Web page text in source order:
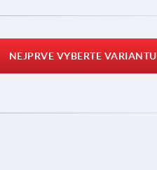
NEJPRVE VYBERTE VARIANTU